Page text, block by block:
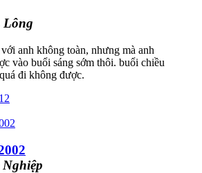
Lông
anh không toàn, nhưng mà anh
vào buổi sáng sớm thôi. buổi chiều
đi không được.